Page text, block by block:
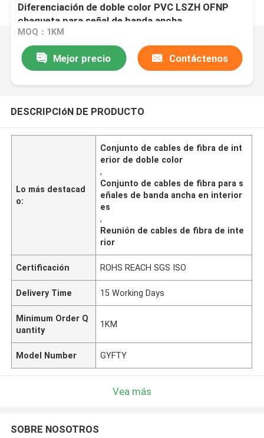
Diferenciación de doble color PVC LSZH OFNP
chaqueta para señal de banda ancha
MOQ：1KM
Mejor precio Contáctenos
DESCRIPCIóN DE PRODUCTO
Lo más destacad
o:
Conjunto de cables de fibra de int
erior de doble color
,
Conjunto de cables de fibra para s
eñales de banda ancha en interior
es
,
Reunión de cables de fibra de inte
rior
Certificación ROHS REACH SGS ISO
Delivery Time 15 Working Days
Minimum Order Q
uantity
1KM
Model Number GYFTY
Vea más
SOBRE NOSOTROS